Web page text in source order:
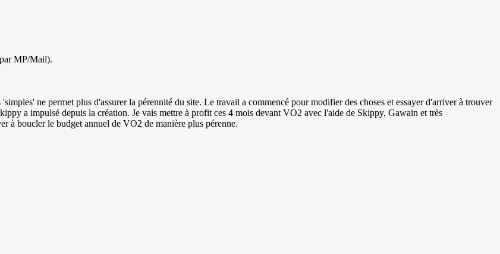
MP/Mail).
ne permet plus d'assurer la pérennité du site. Le travail a commencé pour modifier des choses et essayer d'arriver à trouver
a impulsé depuis la création. Je vais mettre à profit ces 4 mois devant VO2 avec l'aide de Skippy, Gawain et très
à boucler le budget annuel de VO2 de manière plus pérenne.